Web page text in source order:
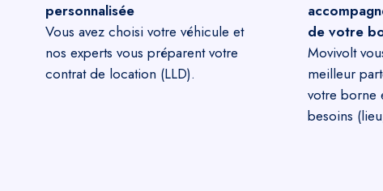
personnalisée
Vous avez choisi votre véhicule et
nos experts vous préparent votre
contrat de location (LLD).
de votre
Movivolt
meilleur
votre borne
besoins